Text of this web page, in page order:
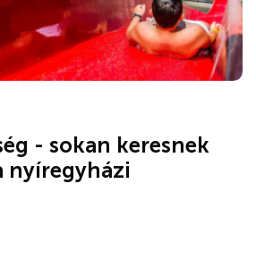
- sokan keresnek
nyíregyházi